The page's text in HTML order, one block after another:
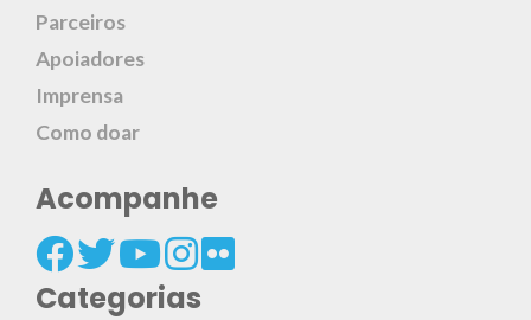
Parceiros
Apoiadores
Imprensa
Como doar
Acompanhe
Categorias